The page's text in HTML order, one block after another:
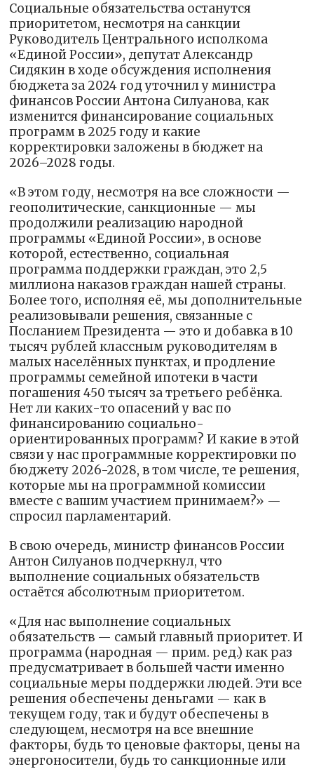
Социальные обязательства останутся
приоритетом, несмотря на санкции
Руководитель Центрального исполкома
«Единой России», депутат Александр
Сидякин в ходе обсуждения исполнения
бюджета за 2024 год уточнил у министра
финансов России Антона Силуанова, как
изменится финансирование социальных
программ в 2025 году и какие
корректировки заложены в бюджет на
2026–2028 годы.
«В этом году, несмотря на все сложности —
геополитические, санкционные — мы
продолжили реализацию народной
программы «Единой России», в основе
которой, естественно, социальная
программа поддержки граждан, это 2,5
миллиона наказов граждан нашей страны.
Более того, исполняя её, мы дополнительные
реализовывали решения, связанные с
Посланием Президента — это и добавка в 10
тысяч рублей классным руководителям в
малых населённых пунктах, и продление
программы семейной ипотеки в части
погашения 450 тысяч за третьего ребёнка.
Нет ли каких-то опасений у вас по
финансированию социально-
ориентированных программ? И какие в этой
связи у нас программные корректировки по
бюджету 2026-2028, в том числе, те решения,
которые мы на программной комиссии
вместе с вашим участием принимаем?» —
спросил парламентарий.
В свою очередь, министр финансов России
Антон Силуанов подчеркнул, что
выполнение социальных обязательств
остаётся абсолютным приоритетом.
«Для нас выполнение социальных
обязательств — самый главный приоритет. И
программа (народная — прим. ред.) как раз
предусматривает в большей части именно
социальные меры поддержки людей. Эти все
решения обеспечены деньгами — как в
текущем году, так и будут обеспечены в
следующем, несмотря на все внешние
факторы, будь то ценовые факторы, цены на
энергоносители, будь то санкционные или